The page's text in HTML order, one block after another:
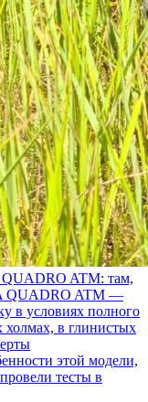
ATM: там,
ATM —
в условиях полного
холмах, в глинистых
этой модели,
тесты в